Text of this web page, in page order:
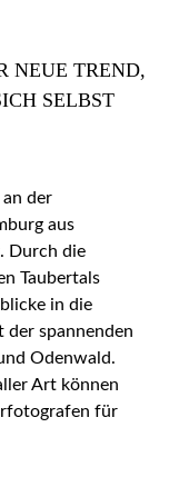
NEUE TREND,
SELBST
der
aus
Durch die
Taubertals
in die
der spannenden
Odenwald.
Art können
für